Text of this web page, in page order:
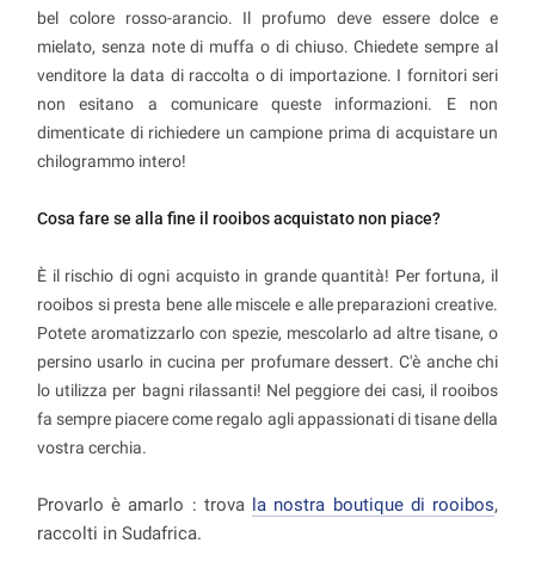
bel colore rosso-arancio. Il profumo deve essere dolce e
mielato, senza note di muffa o di chiuso. Chiedete sempre al
venditore la data di raccolta o di importazione. I fornitori seri
non esitano a comunicare queste informazioni. E non
dimenticate di richiedere un campione prima di acquistare un
chilogrammo intero!
Cosa fare se alla fine il rooibos acquistato non piace?
È il rischio di ogni acquisto in grande quantità! Per fortuna, il
rooibos si presta bene alle miscele e alle preparazioni creative.
Potete aromatizzarlo con spezie, mescolarlo ad altre tisane, o
persino usarlo in cucina per profumare dessert. C'è anche chi
lo utilizza per bagni rilassanti! Nel peggiore dei casi, il rooibos
fa sempre piacere come regalo agli appassionati di tisane della
vostra cerchia.
Provarlo è amarlo : trova la nostra boutique di rooibos,
raccolti in Sudafrica.